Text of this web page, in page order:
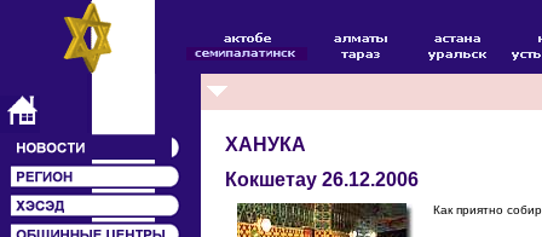
ХАНУКА
Кокшетау 26.12.2006
Как приятно